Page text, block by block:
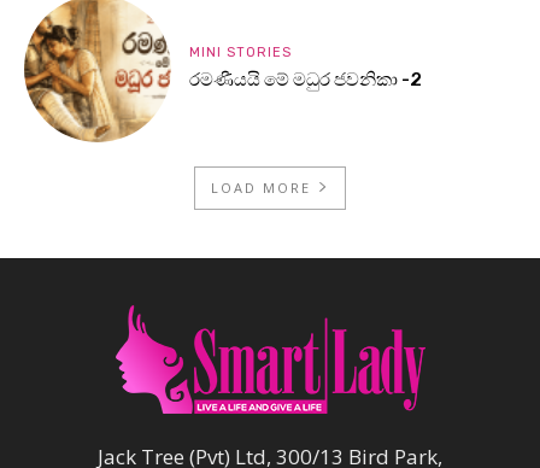
MINI STORIES
රමණීයයි මේ මධුර ජවනිකා -2
LOAD MORE
Jack Tree (Pvt) Ltd, 300/13 Bird Park,